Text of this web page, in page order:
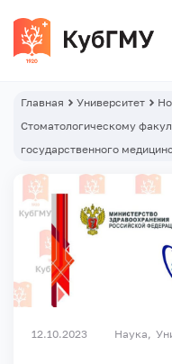
Главная Университет
Стоматологическому
государственного
12.10.2023 Наука